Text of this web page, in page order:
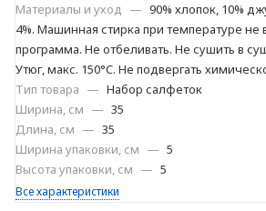
Материалы и уход — 90% хлопок, 10%
4%. Машинная стирка при температуре не
программа. Не отбеливать. Не сушить в
Утюг, макс. 150°C. Не подвергать
Тип товара — Набор салфеток
Ширина, см — 35
Длина, см — 35
Ширина упаковки, см — 5
Высота упаковки, см — 5
Все характеристики